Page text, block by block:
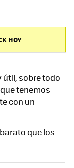
HOY
útil, sobre todo
tenemos
con un
que los